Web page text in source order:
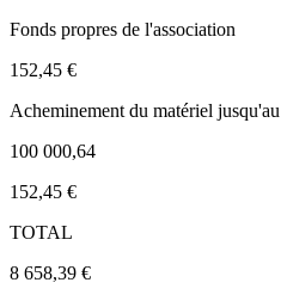
Fonds propres de l'association
152,45 €
Acheminement du matériel
100 000,64
152,45 €
TOTAL
8 658,39 €